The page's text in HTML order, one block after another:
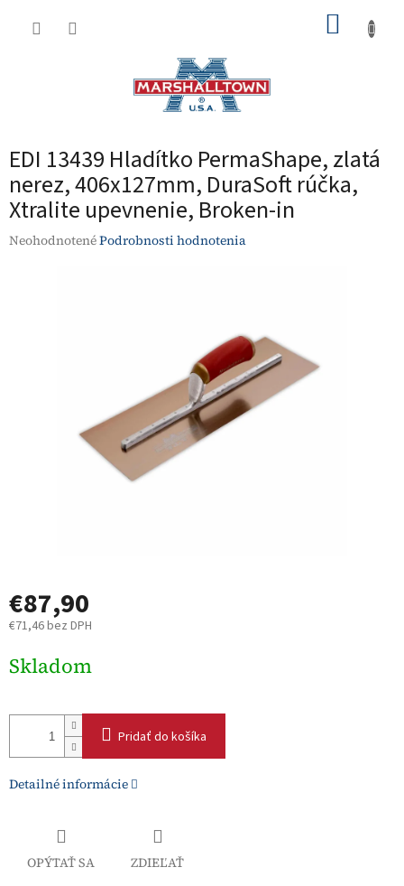
EDI 13439 Hladítko PermaShape, zlatá
nerez, 406x127mm, DuraSoft rúčka,
Xtralite upevnenie, Broken-in
Priemerné
NeohodnotenéPodrobnosti hodnotenia
€87,90
€71,46 bez DPH
cena:
Skladom
Pridať do košíka
Detailné informácie
OPÝTAŤ SA ZDIEĽAŤ